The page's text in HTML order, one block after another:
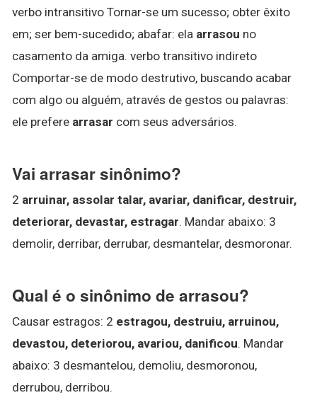
verbo intransitivo Tornar-se um sucesso; obter êxito
em; ser bem-sucedido; abafar: ela arrasou no
casamento da amiga. verbo transitivo indireto
Comportar-se de modo destrutivo, buscando acabar
com algo ou alguém, através de gestos ou palavras:
ele prefere arrasar com seus adversários.
Vai arrasar sinônimo?
2 arruinar, assolar talar, avariar, danificar, destruir,
deteriorar, devastar, estragar. Mandar abaixo: 3
demolir, derribar, derrubar, desmantelar, desmoronar.
Qual é o sinônimo de arrasou?
Causar estragos: 2 estragou, destruiu, arruinou,
devastou, deteriorou, avariou, danificou. Mandar
abaixo: 3 desmantelou, demoliu, desmoronou,
derrubou, derribou.